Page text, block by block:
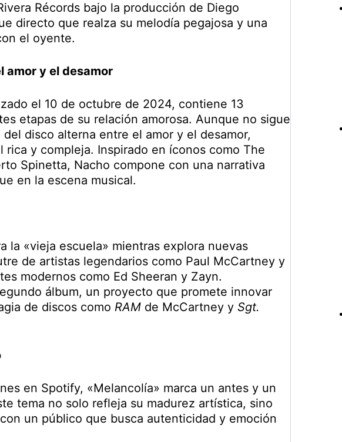
Récords bajo la producción de Diego
directo que realza su melodía pegajosa y una
el oyente.
amor y el desamor
el 10 de octubre de 2024, contiene 13
etapas de su relación amorosa. Aunque no sigue
disco alterna entre el amor y el desamor,
y compleja. Inspirado en íconos como The
Spinetta, Nacho compone con una narrativa
en la escena musical.
la «vieja escuela» mientras explora nuevas
de artistas legendarios como Paul McCartney y
modernos como Ed Sheeran y Zayn.
álbum, un proyecto que promete innovar
de discos como RAM de McCartney y Sgt.
en Spotify, «Melancolía» marca un antes y un
tema no solo refleja su madurez artística, sino
un público que busca autenticidad y emoción